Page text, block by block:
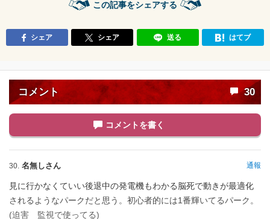
この記事をシェアする
シェア シェア 送る はてブ
コメント 30
コメントを書く
30. 名無しさん 通報
見に行かなくていい後退中の発電機もわかる脳死で動きが最適化
されるようなパークだと思う。初心者的には1番輝いてるパーク。
(迫害 監視で使ってる)